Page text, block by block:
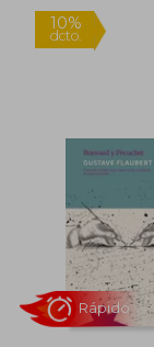
10%